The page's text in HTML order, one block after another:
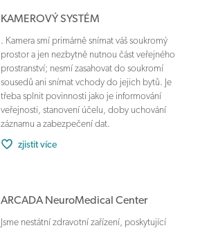
KAMEROVÝ SYSTÉM
. Kamera smí primárně snímat váš soukromý
prostor a jen nezbytně nutnou část veřejného
prostranství; nesmí zasahovat do soukromí
sousedů ani snímat vchody do jejich bytů. Je
třeba splnit povinnosti jako je informování
veřejnosti, stanovení účelu, doby uchování
záznamu a zabezpečení dat.
zjistit více
ARCADA NeuroMedical Center
Jsme nestátní zdravotní zařízení, poskytující